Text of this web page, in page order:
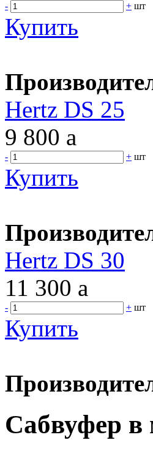
- + шт
Купить
Hertz DS 25
9 800 a
- + шт
Купить
Hertz DS 30
11 300 a
- + шт
Купить
Сабвуфер